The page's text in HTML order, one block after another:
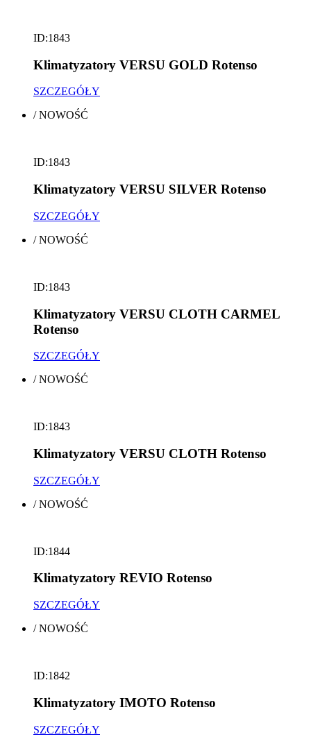
ID:1843
Klimatyzatory VERSU GOLD Rotenso
SZCZEGÓŁY
/NOWOŚĆ
ID:1843
Klimatyzatory VERSU SILVER Rotenso
SZCZEGÓŁY
/NOWOŚĆ
ID:1843
Klimatyzatory VERSU CLOTH CARMEL
Rotenso
SZCZEGÓŁY
/NOWOŚĆ
ID:1843
Klimatyzatory VERSU CLOTH Rotenso
SZCZEGÓŁY
/NOWOŚĆ
ID:1844
Klimatyzatory REVIO Rotenso
SZCZEGÓŁY
/NOWOŚĆ
ID:1842
Klimatyzatory IMOTO Rotenso
SZCZEGÓŁY